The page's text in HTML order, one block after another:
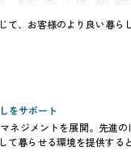
、お客様のより良い暮ら
をサポート
ネジメントを展開。先進
て暮らせる環境を提供す